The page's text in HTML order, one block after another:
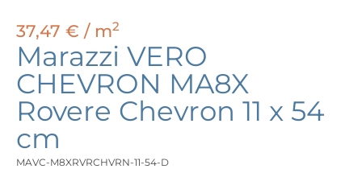
37,47 € / m2
Marazzi VERO
CHEVRON MA8X
Rovere Chevron 11 x 54
cm
MAVC-M8XRVRCHVRN-11-54-D